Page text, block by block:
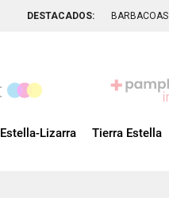
DESTACADOS: BARBACOAS
Estella-Lizarra Tierra Estella